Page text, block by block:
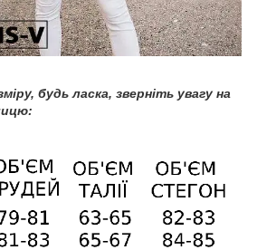
будь ласка, зверніть увагу на